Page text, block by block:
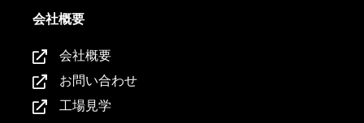
会社概要
会社概要
お問い合わせ
工場見学